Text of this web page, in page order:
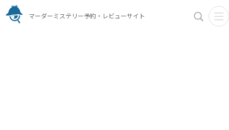
マーダーミステリー予約・レビューサイト